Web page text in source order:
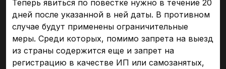
Теперь явиться по повестке нужно в течение 20
дней после указанной в ней даты. В противном
случае будут применены ограничительные
меры. Среди которых, помимо запрета на выезд
из страны содержится еще и запрет на
регистрацию в качестве ИП или самозанятых,